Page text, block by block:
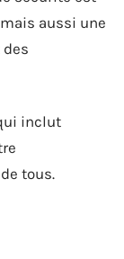
aussi une
inclut
tous.